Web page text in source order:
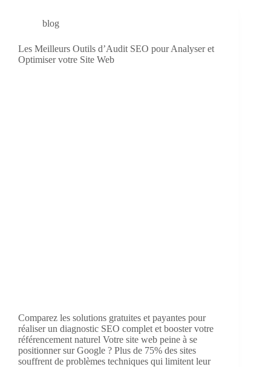
blog
Les Meilleurs Outils d’Audit SEO pour Analyser et
Optimiser votre Site Web
Comparez les solutions gratuites et payantes pour
réaliser un diagnostic SEO complet et booster votre
référencement naturel Votre site web peine à se
positionner sur Google ? Plus de 75% des sites
souffrent de problèmes techniques qui limitent leur